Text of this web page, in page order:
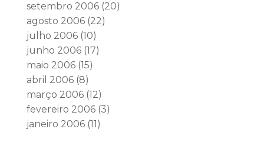
setembro 2006(20)
agosto 2006(22)
julho 2006(10)
junho 2006(17)
maio 2006(15)
abril 2006(8)
março 2006(12)
fevereiro 2006(3)
janeiro 2006(11)